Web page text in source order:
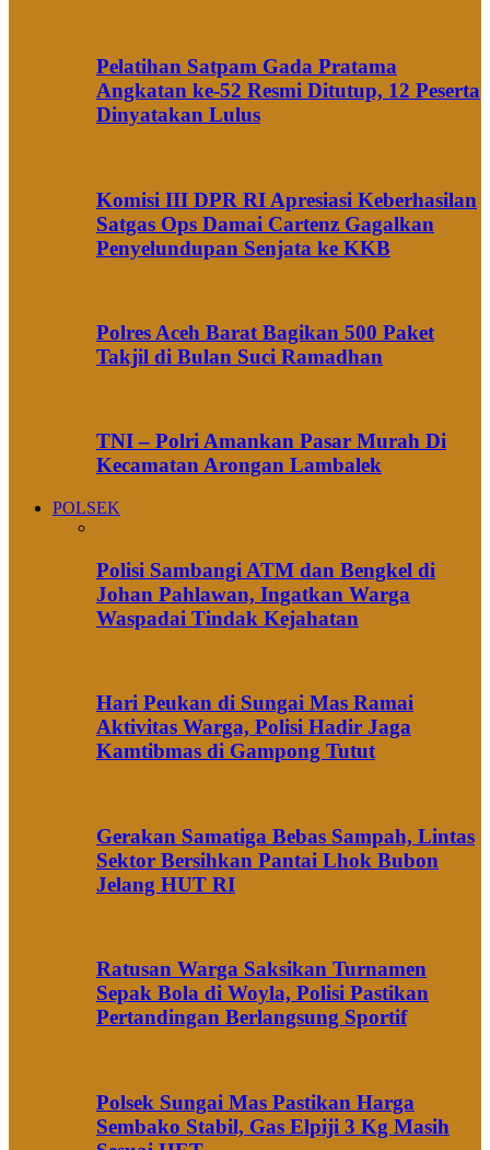
Pelatihan Satpam Gada Pratama
Angkatan ke-52 Resmi Ditutup, 12 Peserta
Dinyatakan Lulus
Komisi III DPR RI Apresiasi Keberhasilan
Satgas Ops Damai Cartenz Gagalkan
Penyelundupan Senjata ke KKB
Polres Aceh Barat Bagikan 500 Paket
Takjil di Bulan Suci Ramadhan
TNI – Polri Amankan Pasar Murah Di
Kecamatan Arongan Lambalek
POLSEK
Polisi Sambangi ATM dan Bengkel di
Johan Pahlawan, Ingatkan Warga
Waspadai Tindak Kejahatan
Hari Peukan di Sungai Mas Ramai
Aktivitas Warga, Polisi Hadir Jaga
Kamtibmas di Gampong Tutut
Gerakan Samatiga Bebas Sampah, Lintas
Sektor Bersihkan Pantai Lhok Bubon
Jelang HUT RI
Ratusan Warga Saksikan Turnamen
Sepak Bola di Woyla, Polisi Pastikan
Pertandingan Berlangsung Sportif
Polsek Sungai Mas Pastikan Harga
Sembako Stabil, Gas Elpiji 3 Kg Masih